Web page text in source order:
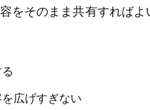
をそのまま共有すれば
広げすぎない